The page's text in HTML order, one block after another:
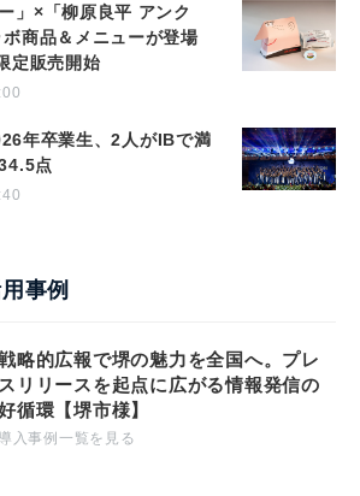
」×「柳原良平 アンク
ボ商品＆メニューが登場
定販売開始
年卒業生、2人がIBで満
点
事例
略的広報で堺の魅力を全国へ。プレ
スリリースを起点に広がる情報発信の
循環【堺市様】
入事例一覧を見る